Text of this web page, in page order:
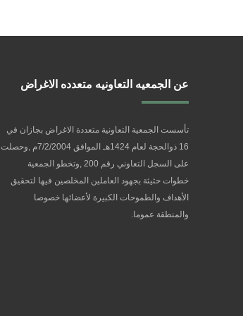
عن الجمعيه التعاونيه متعدده الاغراض
تأسست الجمعية التعاونية متعددة الاغراض بجازان في
16 ذوالحجة لعام 1424هـ الموافق 7/2/2004م ,وحصلت
على السجل التعاوني رقم 200 ,وتخطو الجمعية
خطوات حثيثة بجهود العاملين المخلصين فيها لتحقيق
الأهداف والطموحات الكبيرة لأعضائها خصوصا
والمنطقة عموما.